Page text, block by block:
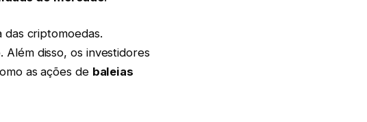
das criptomoedas.
disso, os investidores
as ações de baleias